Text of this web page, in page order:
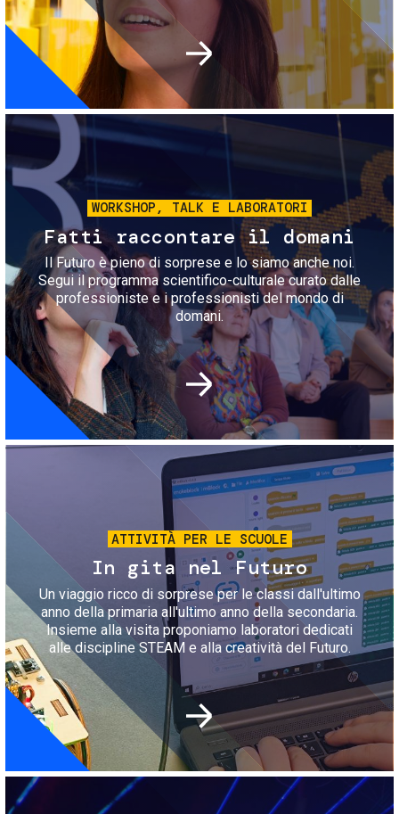
Immagine
WORKSHOP, TALK E LABORATORI
Fatti raccontare il domani
Il Futuro è pieno di sorprese e lo siamo anche noi.
Segui il programma scientifico-culturale curato dalle
professioniste e i professionisti del mondo di
domani.
Immagine
ATTIVITÀ PER LE SCUOLE
In gita nel Futuro
Un viaggio ricco di sorprese per le classi dall'ultimo
anno della primaria all'ultimo anno della secondaria.
Insieme alla visita proponiamo laboratori dedicati
alle discipline STEAM e alla creatività del Futuro.
Immagine